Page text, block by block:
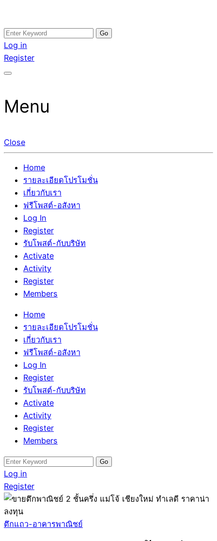
Skip
to
content
อสังหาโพสต์ รีวิวเยอะ รับจ้างโพสต์ขายบ้าน รับจ้างโพสต์อสัง
หา แตกต่างอย่างตั้งใจ รับรองผล อันดับ1 การโพสต์ขายอสังหา
กับทีมงานบริษัท บ้าน ที่ดิน คอนโด ติดGoogleหน้าแรกได้จริงๆ
รับจ้างโพสอสังหา ขายบ้าน อสังหาโพสต์ เชื่อถือได้จริง รับ
โพสต์ ที่ดิน กับทีมงานบริษัท ถูกและดีที่สุด ไม่มีค่านายหน้า
ขายได้จริงๆ ช่วยสร้างโอกาสในการขายได้มากกว่า ที่เดียว ที่
Search
for:
Log in
Register
Menu
Close
Home
รายละเอียดโปรโมชั่น
เกี่ยวกับเรา
ฟรีโพสต์-อสังหา
Log In
Register
รับโพสต์-กับบริษัท
Activate
Activity
Register
Members
Home
รายละเอียดโปรโมชั่น
เกี่ยวกับเรา
ฟรีโพสต์-อสังหา
Log In
Register
รับโพสต์-กับบริษัท
Activate
Activity
Register
Members
Search
for:
Log in
Register
ตึกแถว-อาคารพาณิชย์